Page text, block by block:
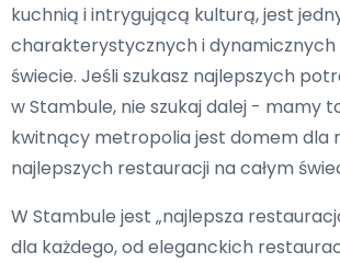
kuchnią i intrygującą kulturą, jest
charakterystycznych i dynamicznych
świecie. Jeśli szukasz najlepszych
w Stambule, nie szukaj dalej - mamy
kwitnący metropolia jest domem dla
najlepszych restauracji na całym
W Stambule jest „najlepsza
dla każdego, od eleganckich